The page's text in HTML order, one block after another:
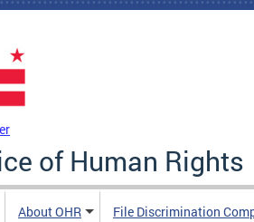
of Human Rights
About OHR File Discrimination